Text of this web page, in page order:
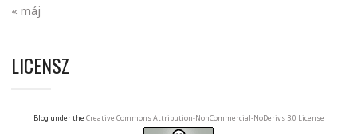
« máj
LICENSZ
Blog under the Creative Commons Attribution-NonCommercial-NoDerivs 3.0 License